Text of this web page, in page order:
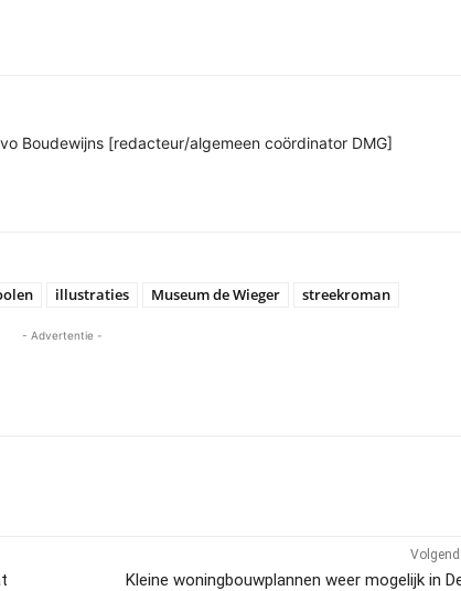
Boudewijns [redacteur/algemeen coördinator DMG]
illustraties Museum de Wieger streekroman
- Advertentie -
Kleine woningbouwplannen weer mogelijk in